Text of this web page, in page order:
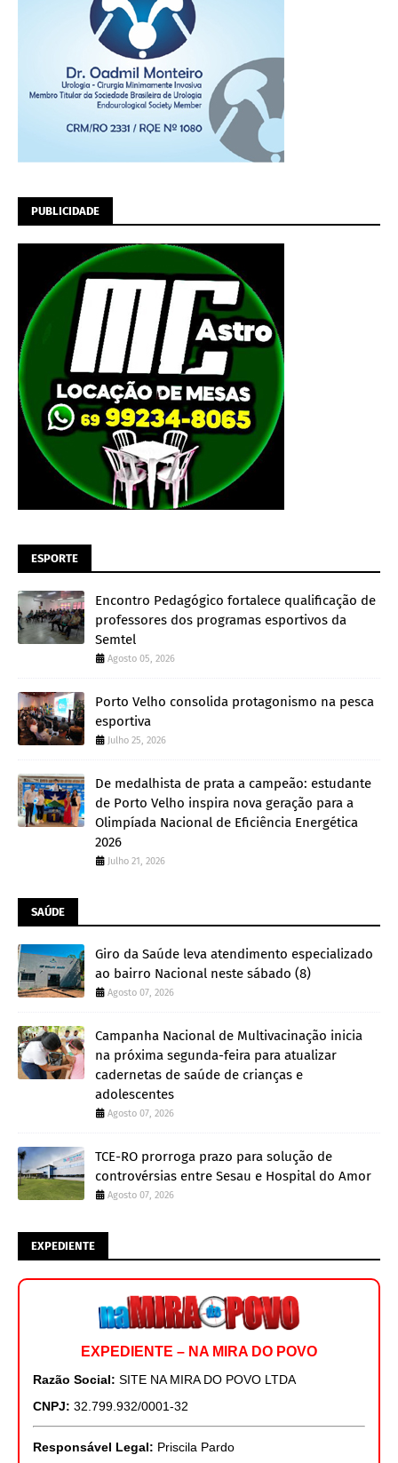
PUBLICIDADE
ESPORTE
Encontro Pedagógico fortalece qualificação de
professores dos programas esportivos da
Semtel
Agosto 05, 2026
Porto Velho consolida protagonismo na pesca
esportiva
Julho 25, 2026
De medalhista de prata a campeão: estudante
de Porto Velho inspira nova geração para a
Olimpíada Nacional de Eficiência Energética
2026
Julho 21, 2026
SAÚDE
Giro da Saúde leva atendimento especializado
ao bairro Nacional neste sábado (8)
Agosto 07, 2026
Campanha Nacional de Multivacinação inicia
na próxima segunda-feira para atualizar
cadernetas de saúde de crianças e
adolescentes
Agosto 07, 2026
TCE-RO prorroga prazo para solução de
controvérsias entre Sesau e Hospital do Amor
Agosto 07, 2026
EXPEDIENTE
EXPEDIENTE – NA MIRA DO POVO
Razão Social: SITE NA MIRA DO POVO LTDA
CNPJ: 32.799.932/0001-32
Responsável Legal: Priscila Pardo